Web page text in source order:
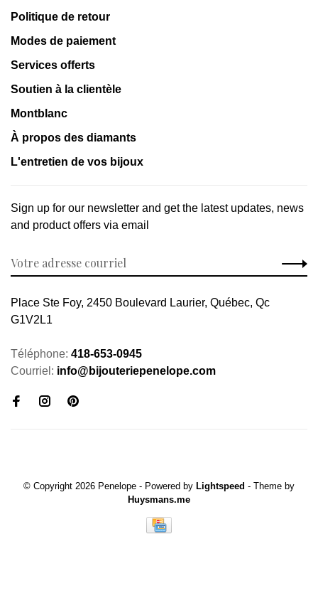
Politique de retour
Modes de paiement
Services offerts
Soutien à la clientèle
Montblanc
À propos des diamants
L'entretien de vos bijoux
Sign up for our newsletter and get the latest updates, news
and product offers via email
Place Ste Foy, 2450 Boulevard Laurier, Québec, Qc
G1V2L1
Téléphone: 418-653-0945
Courriel: info@bijouteriepenelope.com
© Copyright 2026 Penelope - Powered by Lightspeed - Theme by
Huysmans.me